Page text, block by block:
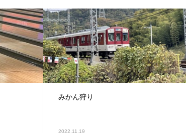
みかん狩り
2022.11.19